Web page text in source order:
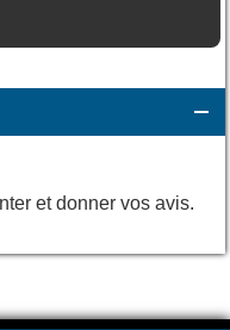
et donner vos avis.